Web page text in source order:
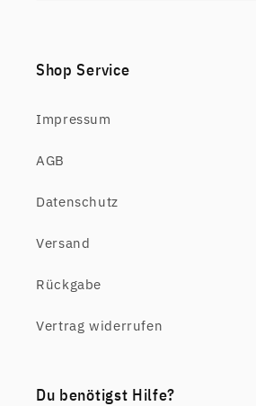
Shop Service
Impressum
AGB
Datenschutz
Versand
Rückgabe
Vertrag widerrufen
Du benötigst Hilfe?